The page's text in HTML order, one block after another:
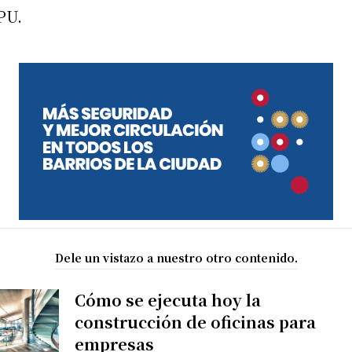
Dele un vistazo a nuestro otro contenido.
Cómo se ejecuta hoy la
construcción de oficinas para
empresas